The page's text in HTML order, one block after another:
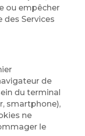
ou empêcher
des Services
de
du terminal
smartphone),
ne
le